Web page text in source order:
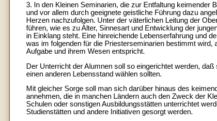
3. In den Kleinen Seminarien, die zur Entfaltung keimender
und vor allem durch geeignete geistliche Führung dazu
Herzen nachzufolgen. Unter der väterlichen Leitung der
führen, wie es zu Alter, Sinnesart und Entwicklung der
in Einklang steht. Eine hinreichende Lebenserfahrung und
was im folgenden für die Priesterseminarien bestimmt
Aufgabe und ihrem Wesen entspricht.
Der Unterricht der Alumnen soll so eingerichtet werden,
einen anderen Lebensstand wählen sollten.
Mit gleicher Sorge soll man sich darüber hinaus des
annehmen, die in manchen Ländern auch den Zweck der
Schulen oder sonstigen Ausbildungsstätten unterrichtet
Studienstätten und andere Initiativen gesorgt werden.